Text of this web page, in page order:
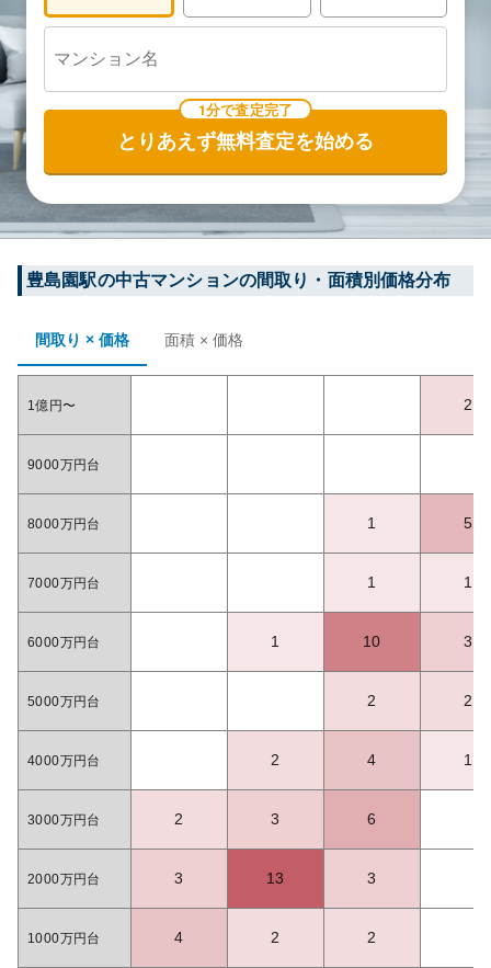
1分で査定完了
とりあえず無料査定を始める
豊島園駅の中古マンションの間取り・面積別価格分布
間取り × 価格 面積 × 価格
1億円〜 2
9000万円台
8000万円台 1 5
7000万円台 1 1
6000万円台 1 10 3
5000万円台 2 2
4000万円台 2 4 1
3000万円台 2 3 6
2000万円台 3 13 3
1000万円台 4 2 2